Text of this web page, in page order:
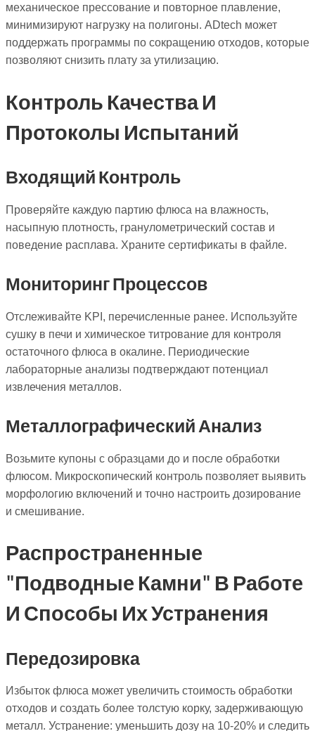
механическое прессование и повторное плавление,
минимизируют нагрузку на полигоны. ADtech может
поддержать программы по сокращению отходов, которые
позволяют снизить плату за утилизацию.
Контроль Качества И
Протоколы Испытаний
Входящий Контроль
Проверяйте каждую партию флюса на влажность,
насыпную плотность, гранулометрический состав и
поведение расплава. Храните сертификаты в файле.
Мониторинг Процессов
Отслеживайте KPI, перечисленные ранее. Используйте
сушку в печи и химическое титрование для контроля
остаточного флюса в окалине. Периодические
лабораторные анализы подтверждают потенциал
извлечения металлов.
Металлографический Анализ
Возьмите купоны с образцами до и после обработки
флюсом. Микроскопический контроль позволяет выявить
морфологию включений и точно настроить дозирование
и смешивание.
Распространенные
"подводные Камни" В Работе
И Способы Их Устранения
Передозировка
Избыток флюса может увеличить стоимость обработки
отходов и создать более толстую корку, задерживающую
металл. Устранение: уменьшить дозу на 10-20% и следить